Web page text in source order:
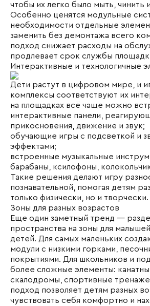
чтобы их легко было мыть, чинить
Особенно ценятся модульные
необходимости отдельные
заменить без демонтажа всего
подход снижает расходы на
продлевает срок службы
Интерактивные и технологичные
Дети растут в цифровом мире, и
комплексы соответствуют их
на площадках всё чаще можно
интерактивные панели ,
прикосновения, движение и звук;
обучающие игры с подсветкой и
эффектами;
встроенные музыкальные
барабаны, ксилофоны,
Такие решения делают игру
познавательной, помогая детям
только физически, но и творчески.
Зоны для разных возрастов
Еще один заметный тренд —
пространства на зоны для
детей. Для самых маленьких
модули с низкими горками,
покрытиями. Для школьников и
более сложные элементы:
скалодромы, спортивные
подход позволяет детям разных
чувствовать себя комфортно и